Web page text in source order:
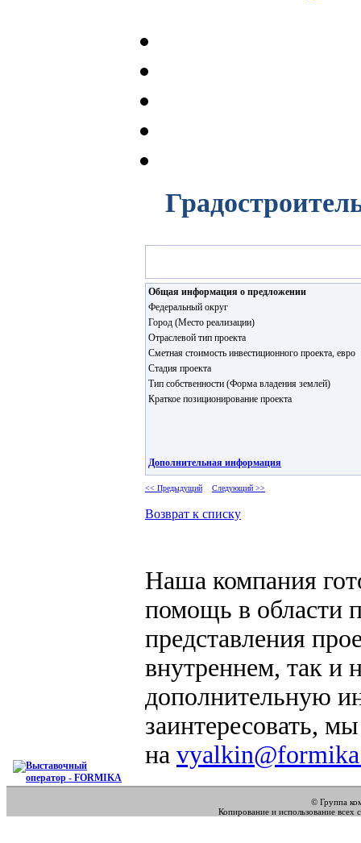
Общая информация о предложении
Федеральный округ
Город (Место реализации)
Отраслевой тип проекта
Сметная стоимость инвестиционного проекта, евро
Стадия проекта
Тип собственности (Форма владения землей)
Краткое позиционирование проекта
Дополнительная информация
<< Предыдущий Следующий >>
Возврат к списку
Наша компания
помощь в области
представления
внутреннем, так
дополнительную
заинтересовать,
на
© Группа
Копирование и использование